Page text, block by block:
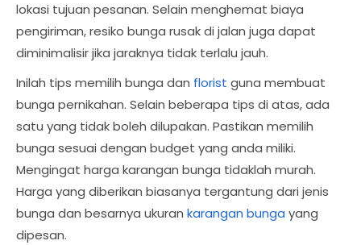
lokasi tujuan pesanan. Selain menghemat biaya
pengiriman, resiko bunga rusak di jalan juga dapat
diminimalisir jika jaraknya tidak terlalu jauh.
Inilah tips memilih bunga dan florist guna membuat
bunga pernikahan. Selain beberapa tips di atas, ada
satu yang tidak boleh dilupakan. Pastikan memilih
bunga sesuai dengan budget yang anda miliki.
Mengingat harga karangan bunga tidaklah murah.
Harga yang diberikan biasanya tergantung dari jenis
bunga dan besarnya ukuran karangan bunga yang
dipesan.